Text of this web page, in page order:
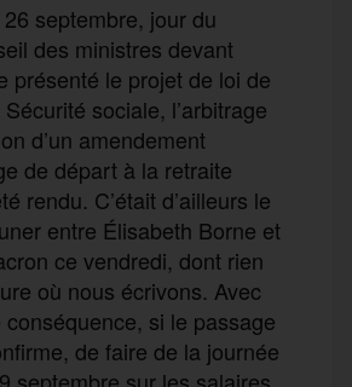
septembre, jour du
des ministres devant
présenté le projet de loi de
sociale, l’arbitrage
d’un amendement
de départ à la retraite
rendu. C’était d’ailleurs le
entre Élisabeth Borne et
ce vendredi, dont rien
où nous écrivons. Avec
si le passage
de faire de la journée
septembre sur les salaires